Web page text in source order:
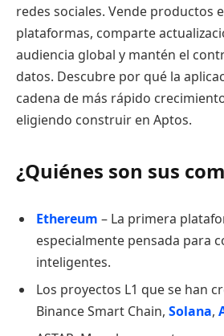
redes sociales. Vende productos
plataformas, comparte
audiencia global y mantén el
datos. Descubre por qué la
cadena de más rápido
eligiendo construir en Aptos.
¿Quiénes son sus
Ethereum – La primera
especialmente pensada para
inteligentes.
Los proyectos L1 que se han
Binance Smart Chain, Solana,